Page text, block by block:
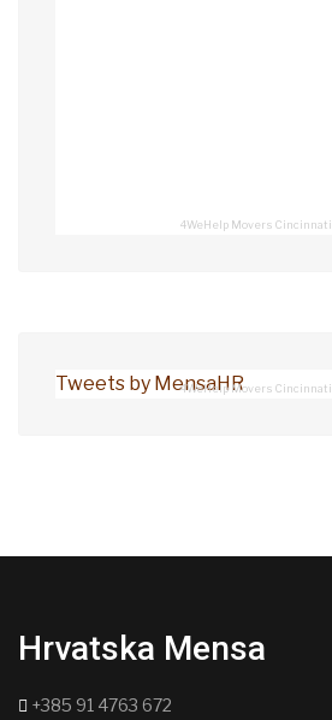
4WeHelp Movers Cincinnati
Tweets by MensaHR4WeHelp Movers Cincinnati
Hrvatska Mensa
+385 91 4763 672